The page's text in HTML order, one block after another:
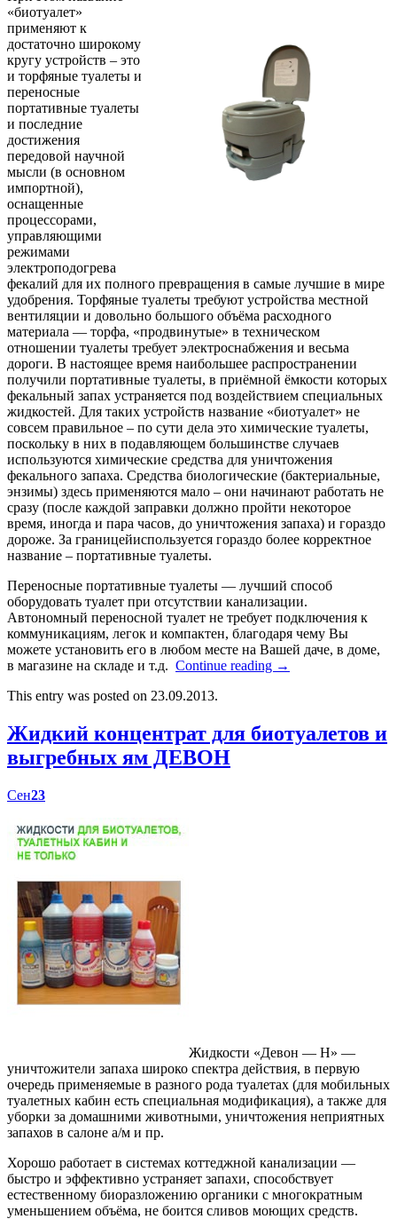
«биотуалет»
применяют к
достаточно широкому
кругу устройств – это
и торфяные туалеты и
переносные
портативные туалеты
и последние
достижения
передовой научной
мысли (в основном
импортной),
оснащенные
процессорами,
управляющими
режимами
электроподогрева
фекалий для их полного превращения в самые лучшие в мире
удобрения. Торфяные туалеты требуют устройства местной
вентиляции и довольно большого объёма расходного
материала — торфа, «продвинутые» в техническом
отношении туалеты требует электроснабжения и весьма
дороги. В настоящее время наибольшее распространении
получили портативные туалеты, в приёмной ёмкости которых
фекальный запах устраняется под воздействием специальных
жидкостей. Для таких устройств название «биотуалет» не
совсем правильное – по сути дела это химические туалеты,
поскольку в них в подавляющем большинстве случаев
используются химические средства для уничтожения
фекального запаха. Средства биологические (бактериальные,
энзимы) здесь применяются мало – они начинают работать не
сразу (после каждой заправки должно пройти некоторое
время, иногда и пара часов, до уничтожения запаха) и гораздо
дороже. За границейиспользуется гораздо более корректное
название – портативные туалеты.
Переносные портативные туалеты — лучший способ
оборудовать туалет при отсутствии канализации.
Автономный переносной туалет не требует подключения к
коммуникациям, легок и компактен, благодаря чему Вы
можете установить его в любом месте на Вашей даче, в доме,
в магазине на складе и т.д. Continue reading →
This entry was posted on 23.09.2013.
Жидкий концентрат для биотуалетов и
выгребных ям ДЕВОН
Сен23
Жидкости «Девон — Н» —
уничтожители запаха широко спектра действия, в первую
очередь применяемые в разного рода туалетах (для мобильных
туалетных кабин есть специальная модификация), а также для
уборки за домашними животными, уничтожения неприятных
запахов в салоне а/м и пр.
Хорошо работает в системах коттеджной канализации —
быстро и эффективно устраняет запахи, способствует
естественному биоразложению органики с многократным
уменьшением объёма, не боится сливов моющих средств.